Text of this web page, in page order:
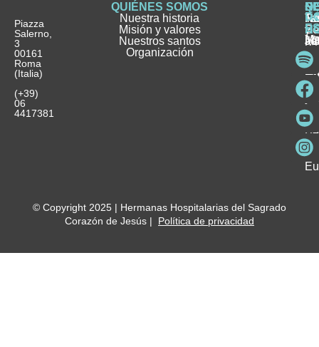
Piazza
Salerno,
3
00161
Roma
(Italia)
(+39)
06
4417381
QUIÉNES SOMOS
Nuestra historia
Misión y valores
Nuestros santos
Organización
e
y
y
© Copyright 2025 | Hermanas Hospitalarias del Sagrado
Corazón de Jesús | Política de privacidad